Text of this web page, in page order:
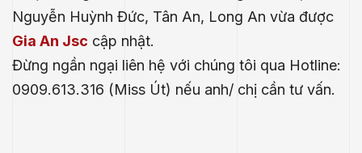
Nguyễn Huỳnh Đức, Tân An, Long An vừa được
Gia An Jsc cập nhật.
Đừng ngần ngại liên hệ với chúng tôi qua Hotline:
0909.613.316 (Miss Út) nếu anh/ chị cần tư vấn.